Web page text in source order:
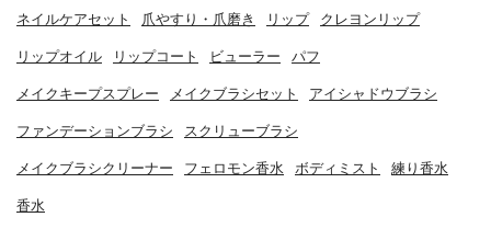
ネイルケアセット 爪やすり・爪磨き リップ クレヨンリップ
リップオイル リップコート ビューラー パフ
メイクキープスプレー メイクブラシセット アイシャドウブラシ
ファンデーションブラシ スクリューブラシ
メイクブラシクリーナー フェロモン香水 ボディミスト 練り香水
香水